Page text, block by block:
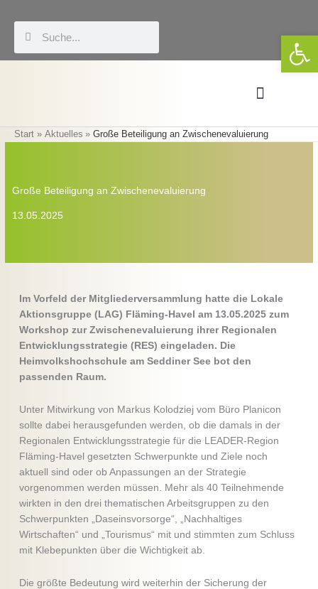
Inhalt
springen
Start Aktuelles Große Beteiligung an Zwischenevaluierung
Große Beteiligung an Zwischenevaluierung
13.05.2025
Im Vorfeld der Mitgliederversammlung hatte die Lokale
Aktionsgruppe (LAG) Fläming-Havel am 13.05.2025 zum
Workshop zur Zwischenevaluierung ihrer Regionalen
Entwicklungsstrategie (RES) eingeladen. Die
Heimvolkshochschule am Seddiner See bot den
passenden Raum.
Unter Mitwirkung von Markus Kolodziej vom Büro Planicon
sollte dabei herausgefunden werden, ob die damals in der
Regionalen Entwicklungsstrategie für die LEADER-Region
Fläming-Havel gesetzten Schwerpunkte und Ziele noch
aktuell sind oder ob Anpassungen an der Strategie
vorgenommen werden müssen. Mehr als 40 Teilnehmende
wirkten in den drei thematischen Arbeitsgruppen zu den
Schwerpunkten „Daseinsvorsorge“, „Nachhaltiges
Wirtschaften“ und „Tourismus“ mit und stimmten zum Schluss
mit Klebepunkten über die Wichtigkeit ab.
Die größte Bedeutung wird weiterhin der Sicherung der